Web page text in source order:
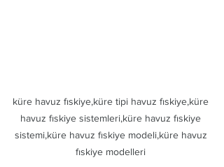
küre havuz fıskiye,küre tipi havuz fıskiye,küre
havuz fıskiye sistemleri,küre havuz fıskiye
sistemi,küre havuz fıskiye modeli,küre havuz
fıskiye modelleri